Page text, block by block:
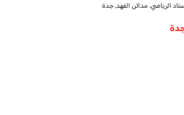
الرياضي، مدائن الفهد, جدة